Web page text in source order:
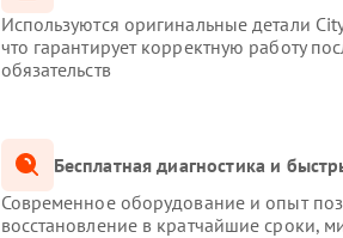
Используются оригинальные детали
что гарантирует корректную работу
обязательств
Бесплатная диагностика и
Современное оборудование и опыт
восстановление в кратчайшие сроки,